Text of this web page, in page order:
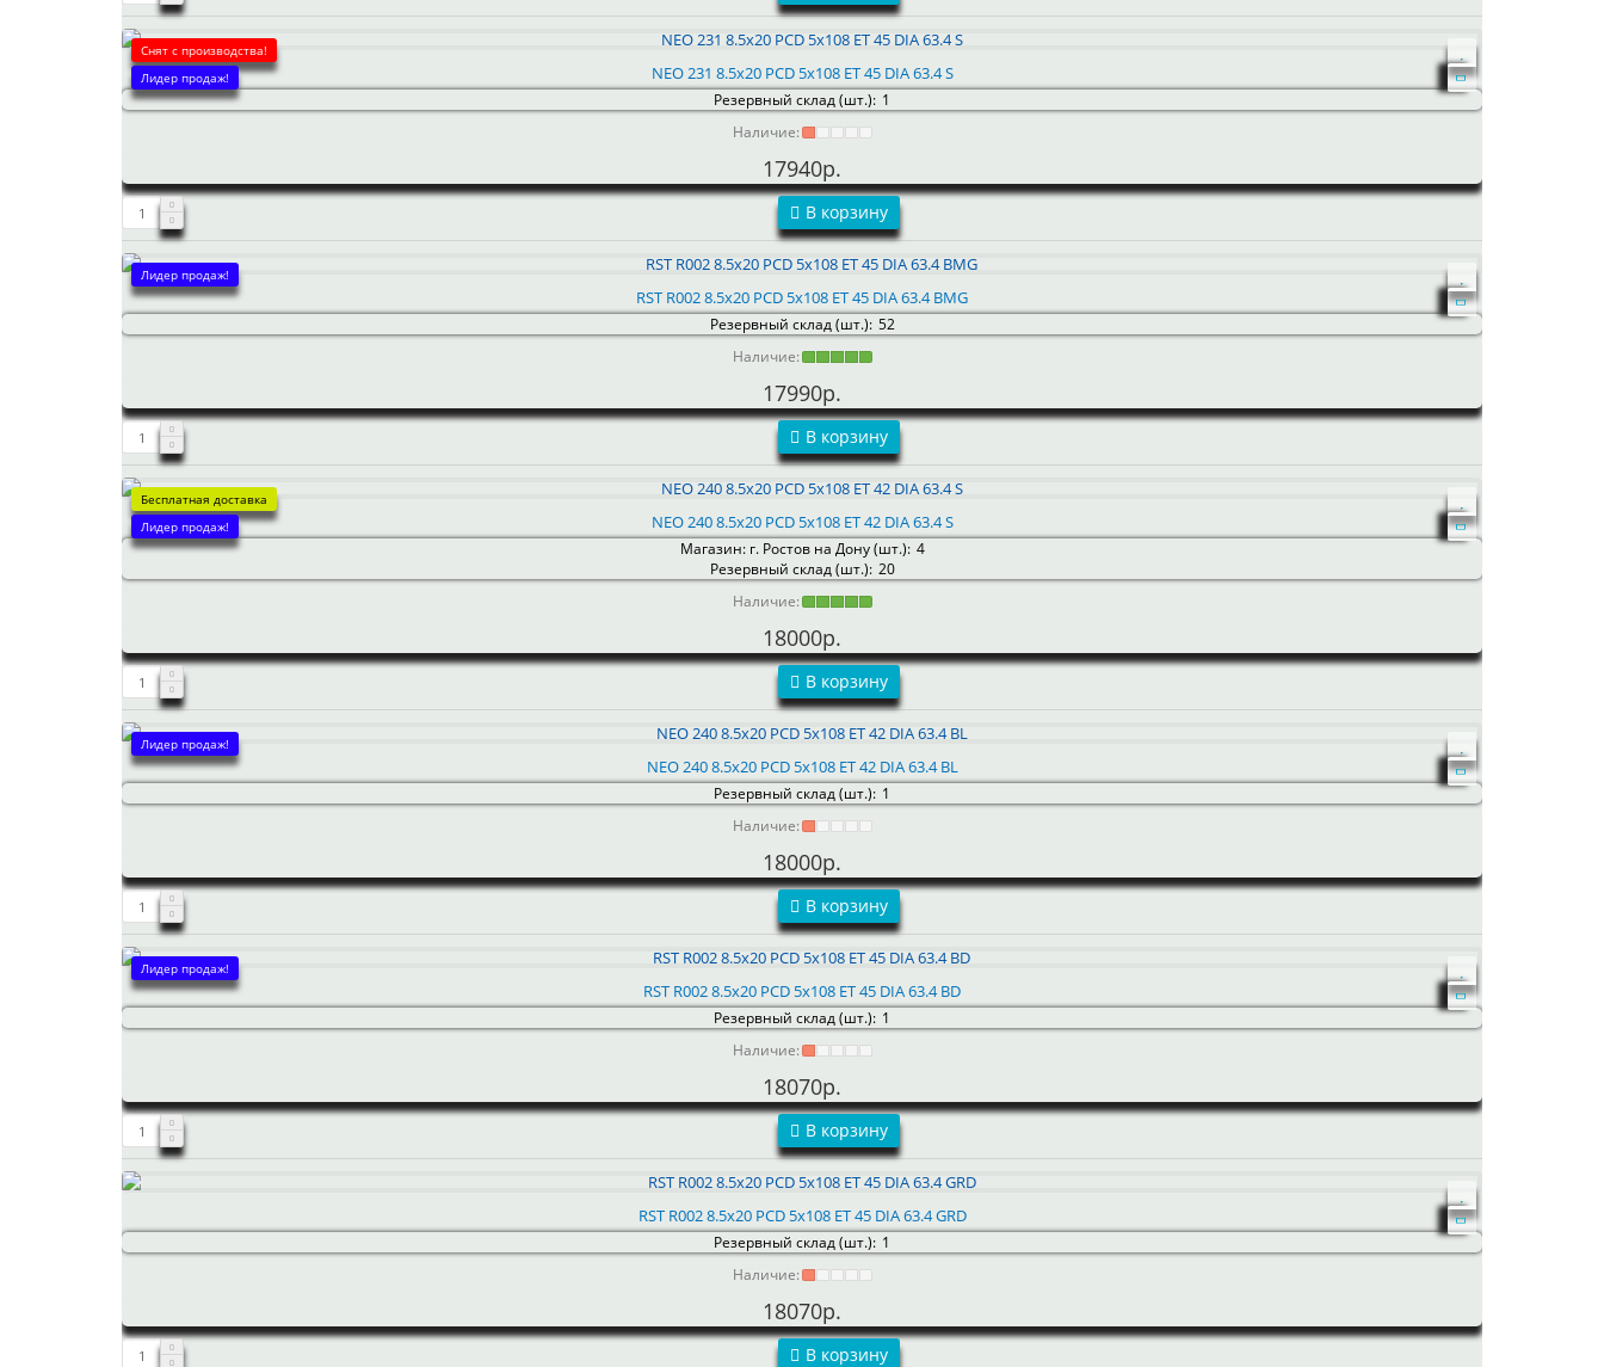
Снят с производства!
Лидер продаж!
NEO 231 8.5x20 PCD 5x108 ET 45 DIA 63.4 S
Резервный склад (шт.): 1
Наличие:
17940р.
В корзину
Лидер продаж!
RST R002 8.5x20 PCD 5x108 ET 45 DIA 63.4 BMG
Резервный склад (шт.): 52
Наличие:
17990р.
В корзину
Бесплатная доставка
Лидер продаж!
NEO 240 8.5x20 PCD 5x108 ET 42 DIA 63.4 S
Магазин: г. Ростов на Дону (шт.): 4
Резервный склад (шт.): 20
Наличие:
18000р.
В корзину
Лидер продаж!
NEO 240 8.5x20 PCD 5x108 ET 42 DIA 63.4 BL
Резервный склад (шт.): 1
Наличие:
18000р.
В корзину
Лидер продаж!
RST R002 8.5x20 PCD 5x108 ET 45 DIA 63.4 BD
Резервный склад (шт.): 1
Наличие:
18070р.
В корзину
RST R002 8.5x20 PCD 5x108 ET 45 DIA 63.4 GRD
Резервный склад (шт.): 1
Наличие:
18070р.
В корзину